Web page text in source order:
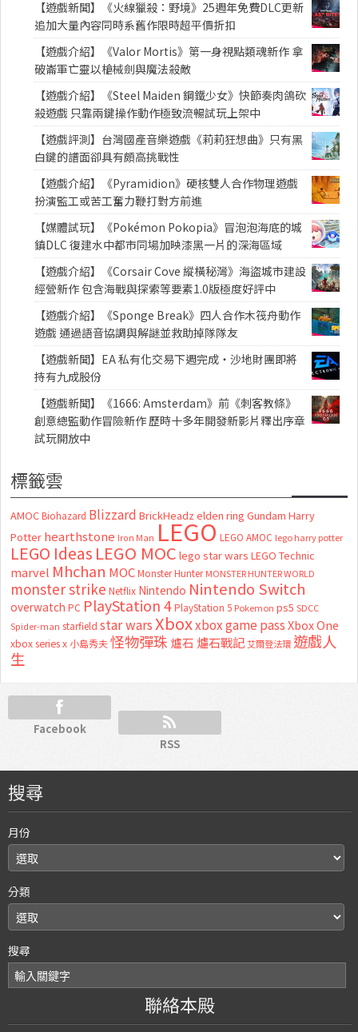
【遊戲新聞】《火線獵殺：野境》25週年免費DLC更新
追加大量內容同時系舊作限時超平價折扣
【遊戲介紹】《Valor Mortis》第一身視點類魂新作 拿
破崙軍亡靈以槍械劍與魔法殺敵
【遊戲介紹】《Steel Maiden 鋼鐵少女》快節奏肉鴿砍
殺遊戲 只靠兩鍵操作動作極致流暢試玩上架中
【遊戲評測】台灣國產音樂遊戲《莉莉狂想曲》只有黑
白鍵的譜面卻具有頗高挑戰性
【遊戲介紹】《Pyramidion》硬核雙人合作物理遊戲
扮演監工或苦工奮力鞭打對方前進
【媒體試玩】《Pokémon Pokopia》冒泡泡海底的城
鎮DLC 復建水中都市同場加映漆黑一片的深海區域
【遊戲介紹】《Corsair Cove 縱橫秘灣》海盜城市建設
經營新作 包含海戰與探索等要素1.0版極度好評中
【遊戲介紹】《Sponge Break》四人合作木筏舟動作
遊戲 通過語音協調與解謎並救助掉隊隊友
【遊戲新聞】EA 私有化交易下週完成・沙地財團即將
持有九成股份
【遊戲新聞】《1666: Amsterdam》前《刺客教條》
創意總監動作冒險新作 歷時十多年開發新影片釋出序章
試玩開放中
標籤雲
AMOC Biohazard Blizzard BrickHeadz elden ring Gundam Harry
Potter hearthstone Iron Man LEGO LEGO AMOC lego harry potter
LEGO Ideas LEGO MOC lego star wars LEGO Technic
marvel Mhchan MOC Monster Hunter MONSTER HUNTER WORLD
monster strike Netflix Nintendo Nintendo Switch
overwatch PC PlayStation 4 PlayStation 5 Pokemon ps5 SDCC
Spider-man starfield star warsXboxxbox game passXbox One
xbox series x 小島秀夫怪物彈珠 爐石 爐石戰記艾爾登法環 遊戲人
生
Facebook
RSS
搜尋
月份
分類
搜尋
聯絡本殿